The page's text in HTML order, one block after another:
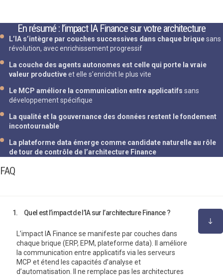
En résumé : l’impact IA Finance sur votre architecture
L’IA s’intègre par couches successives dans chaque briquesans
révolution, avec enrichissement progressif
La couche des agents autonomes est celle qui porte la vraie
valeur productiveet elle s’enrichit le plus vite
Le MCP améliore la communication entre applicatifs sans
développement spécifique
La qualité et la gouvernance des données restent le fondement
incontournable
La plateforme data émerge comme candidate naturelle au rôle
de tour de contrôle de l’architecture Finance
FAQ
1. Quel est l’impact de l’IA sur l’architecture Finance ?
L’impact IA Finance se manifeste par couches dans
chaque brique (ERP, EPM, plateforme data). Il améliore
la communication entre applicatifs via les serveurs
MCP et étend les capacités d’analyse et
d’automatisation. Il ne remplace pas les architectures